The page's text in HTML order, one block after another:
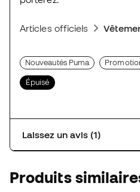
Articles officiels
Nouveautés Puma
Épuisé
Laissez un avis (1)
Produits